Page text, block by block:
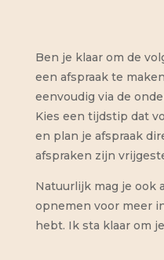
Ben je klaar om de
een afspraak te
eenvoudig via de
Kies een tijdstip dat
en plan je afspraak
afspraken zijn
Natuurlijk mag je ook
opnemen voor meer
hebt. Ik sta klaar om